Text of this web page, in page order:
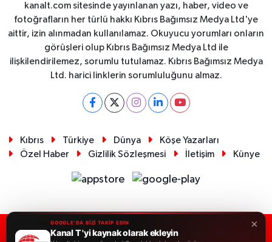
kanalt.com sitesinde yayınlanan yazı, haber, video ve
fotoğrafların her türlü hakkı Kıbrıs Bağımsız Medya Ltd'ye
aittir, izin alınmadan kullanılamaz. Okuyucu yorumları onların
görüşleri olup Kıbrıs Bağımsız Medya Ltd ile
ilişkilendirilemez, sorumlu tutulamaz. Kıbrıs Bağımsız Medya
Ltd. harici linklerin sorumluluğunu almaz.
Kıbrıs Türkiye Dünya
Köşe Yazarları
Özel Haber
Gizlilik Sözleşmesi İletişim Künye
RSS Copyright © 2026. Her hakkı saklıdır.
×
GOOGLE'DA BİZİ TAKİP EDİN
Kanal T 'yi kaynak olarak ekleyin